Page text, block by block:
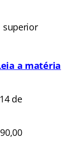
superior
a matéria
de